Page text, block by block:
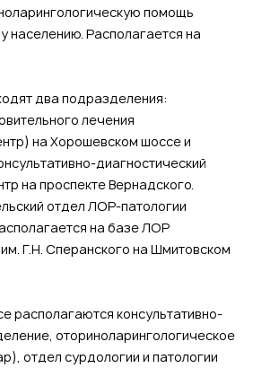
помощь
населению. Располагается на
два подразделения:
лечения
на Хорошевском шоссе и
диагностический
на проспекте Вернадского.
отдел ЛОР-патологии
на базе ЛОР
Г.Н. Сперанского на Шмитовском
располагаются консультативно-
оториноларингологическое
отдел сурдологии и патологии